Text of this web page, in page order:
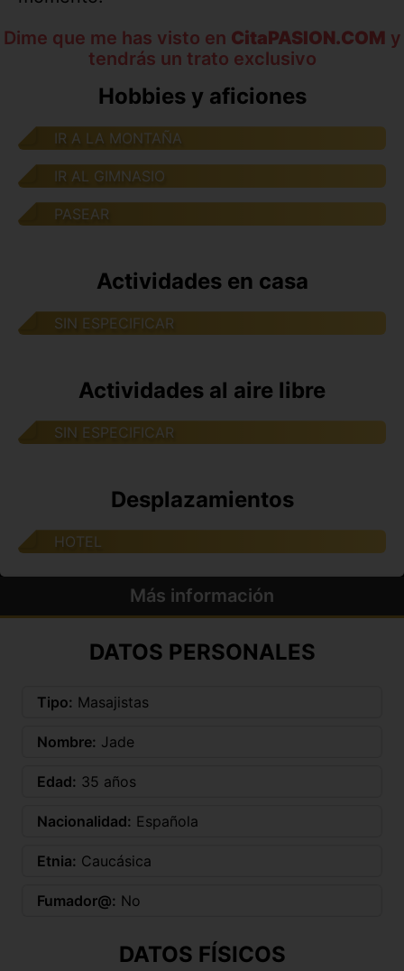
Dime que me has visto en CitaPASION.COM y
tendrás un trato exclusivo
Hobbies y aficiones
IR A LA MONTAÑA
IR AL GIMNASIO
PASEAR
Actividades en casa
SIN ESPECIFICAR
Actividades al aire libre
SIN ESPECIFICAR
Desplazamientos
HOTEL
Más información
DATOS PERSONALES
Tipo: Masajistas
Nombre: Jade
Edad: 35 años
Nacionalidad: Española
Etnia: Caucásica
Fumador@: No
DATOS FÍSICOS